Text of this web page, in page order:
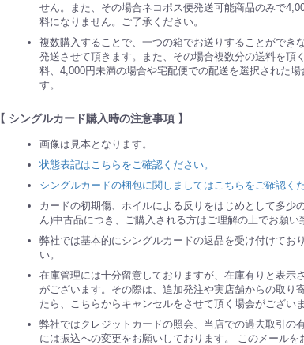
せん。また、その場合ネコポス便発送可能商品のみで
料になりません。ご了承ください。
複数購入することで、一つの箱でお送りすることができ
発送させて頂きます。また、その場合複数分の送料を頂
料、4,000円未満の場合や宅配便での配送を選択された
す。
【 シングルカード購入時の注意事項 】
画像は見本となります。
状態表記はこちらをご確認ください。
シングルカードの梱包に関しましてはこちらをご確認くだ
カードの初期傷、ホイルによる反りをはじめとして多
ん)中古品につき、ご購入される方はご理解の上でお願
弊社では基本的にシングルカードの返品を受け付けてお
い。
在庫管理には十分留意しておりますが、在庫有りと表示
がございます。その際は、追加発注や実店舗からの取り
たら、こちらからキャンセルをさせて頂く場会がござい
弊社ではクレジットカードの照会、当店での過去取引の
には振込への変更をお願いしております。 このメール